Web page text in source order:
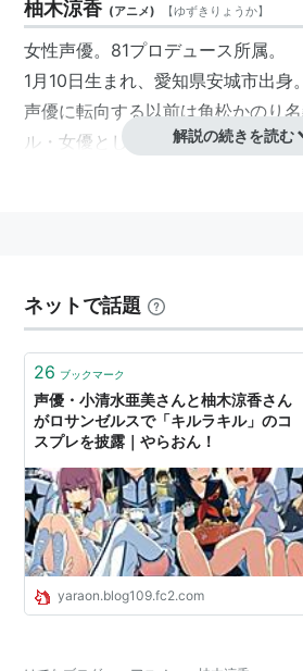
柚木涼香 (アニメ) 【ゆずきりょうか】
女性声優。81プロデュース所属。
1月10日生まれ、愛知県安城市出身。
声優に転向する以前は角松かのり
ル・女優として活躍していた。ほか
アニメ
星方天使エンジェルリンクス（
OH!スーパーミルクチャン（テ
カードキャプターさくら（秋月
ガラスの艦隊（レイチェル）
シスター・プリンセス/シスター
Pure（鞠絵）
頭文字D（秋山和美）
ハチミツとクローバーII（エマ）
うたわれるもの（エルルゥ）
解説の続きを読む
ネットで話題
26 ブックマーク
声優・小清水亜美さんと柚木涼香さん
がロサンゼルスで「キルラキル」のコ
スプレを披露｜やらおん！
yaraon.blog109.fc2.com